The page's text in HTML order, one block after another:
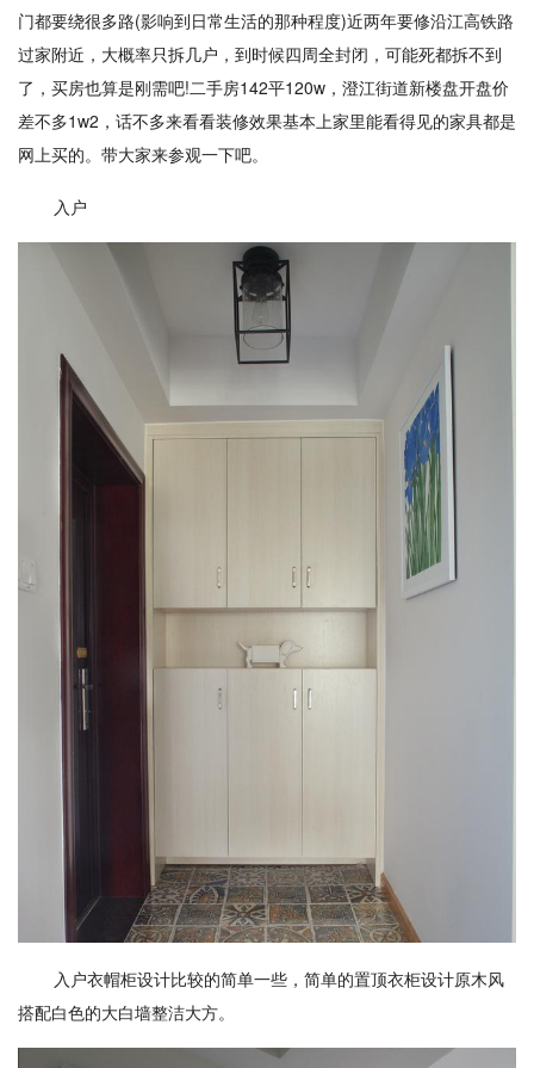
门都要绕很多路(影响到日常生活的那种程度)近两年要修沿江高铁路
过家附近，大概率只拆几户，到时候四周全封闭，可能死都拆不到
了，买房也算是刚需吧!二手房142平120w，澄江街道新楼盘开盘价
差不多1w2，话不多来看看装修效果基本上家里能看得见的家具都是
网上买的。带大家来参观一下吧。
入户
入户衣帽柜设计比较的简单一些，简单的置顶衣柜设计原木风
搭配白色的大白墙整洁大方。